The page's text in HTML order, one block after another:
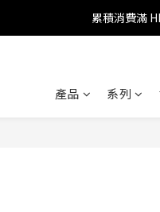
消費滿
累積消費滿
消費滿
產品 系列